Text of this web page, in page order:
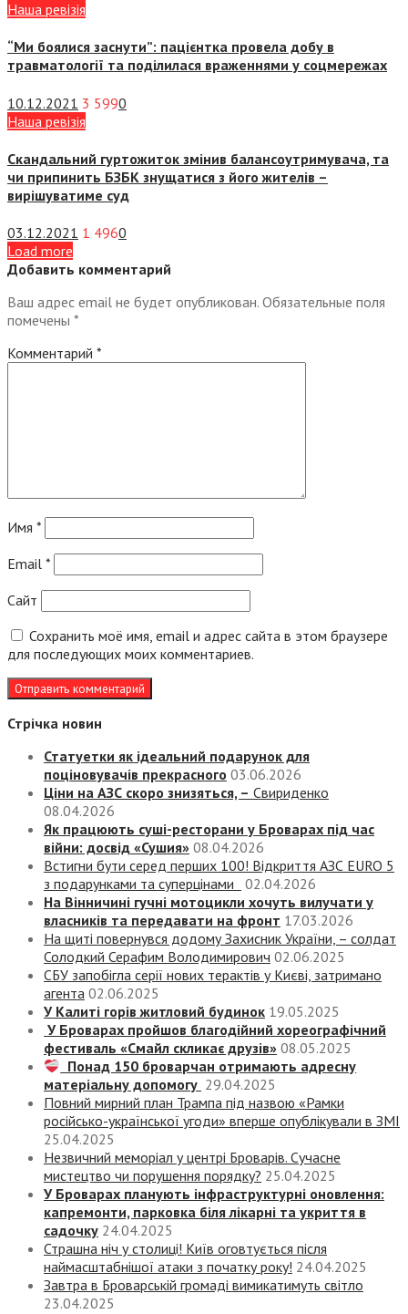
Наша ревізія
“Ми боялися заснути”: пацієнтка провела добу в
травматології та поділилася враженнями у соцмережах
10.12.2021 3 5990
Наша ревізія
Скандальний гуртожиток змінив балансоутримувача, та
чи припинить БЗБК знущатися з його жителів –
вирішуватиме суд
03.12.2021 1 4960
Load more
Добавить комментарий
Ваш адрес email не будет опубликован. Обязательные поля
помечены *
Комментарий *
Имя *
Email *
Сайт
Сохранить моё имя, email и адрес сайта в этом браузере
для последующих моих комментариев.
Стрічка новин
Статуетки як ідеальний подарунок для
поціновувачів прекрасного 03.06.2026
Ціни на АЗС скоро знизяться, – Свириденко
08.04.2026
Як працюють суші-ресторани у Броварах під час
війни: досвід «Сушия» 08.04.2026
Встигни бути серед перших 100! Відкриття АЗС EURO 5
з подарунками та суперцінами
02.04.2026
На Вінничині гучні мотоцикли хочуть вилучати у
власників та передавати на фронт 17.03.2026
На щиті повернувся додому Захисник України, – солдат
Солодкий Серафим Володимирович 02.06.2025
СБУ запобігла серії нових терактів у Києві, затримано
агента 02.06.2025
У Калиті горів житловий будинок 19.05.2025
У Броварах пройшов благодійний хореографічний
фестиваль «Смайл скликає друзів» 08.05.2025
Понад 150 броварчан отримають адресну
матеріальну допомогу 29.04.2025
Повний мирний план Трампа під назвою «‎Рамки
російсько-української угоди» вперше опублікували в ЗМІ
25.04.2025
Незвичний меморіал у центрі Броварів. Сучасне
мистецтво чи порушення порядку? 25.04.2025
У Броварах планують інфраструктурні оновлення:
капремонти, парковка біля лікарні та укриття в
садочку 24.04.2025
Страшна ніч у столиці! Київ оговтується після
наймасштабнішої атаки з початку року! 24.04.2025
Завтра в Броварській громаді вимикатимуть світло
23.04.2025